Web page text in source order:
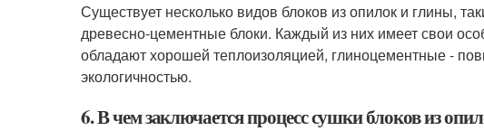
Существует несколько видов блоков из опилок и глины,
древесно-цементные блоки. Каждый из них имеет свои
обладают хорошей теплоизоляцией, глиноцементные -
экологичностью.
6. В чем заключается процесс сушки блоков из